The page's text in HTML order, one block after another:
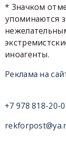
* Значком
упоминаются
иноагенты.
Реклама на
+7 978 818-20-